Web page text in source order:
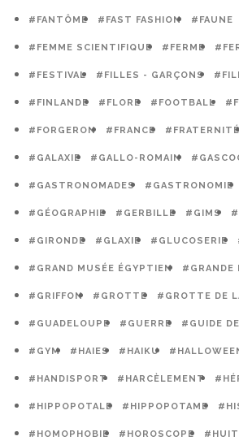
#FANTÔME #FAST FASHION #FAUNE
#FEMME SCIENTIFIQUE #FERME
#FESTIVAL #FILLES - GARÇONS
#FINLANDE #FLORE #FOOTBALL
#FORGERON #FRANCE #FRATERNITÉ
#GALAXIE #GALLO-ROMAIN
#GASTRONOMADES #GASTRONOMIE
#GÉOGRAPHIE #GERBILLE #GIMS
#GIRONDE #GLAXIE #GLUCOSERIE
#GRAND MUSÉE ÉGYPTIEN #GRANDE
#GRIFFON #GROTTE #GROTTE DE
#GUADELOUPE #GUERRE #GUIDE
#GYM #HAIES #HAIKU
#HANDISPORT #HARCÈLEMENT
#HIPPOPOTALE #HIPPOPOTAME
#HOMOPHOBIE #HOROSCOPE